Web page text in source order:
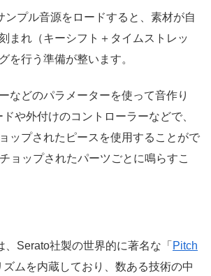
ンプル音源をロードすると、素材が自
まれ（キーシフト＋タイムストレッ
を行う準備が整います。
などのパラメーターを使って音作り
や外付けのコントローラーなどで、
ップされたピースを使用することがで
ョップされたパーツごとに鳴らすこ
、Serato社製の世界的に著名な「 Pitch
ズムを内蔵しており、数ある技術の中